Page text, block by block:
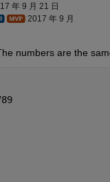
年 9 月 21 日
2017 年 9 月
numbers are the